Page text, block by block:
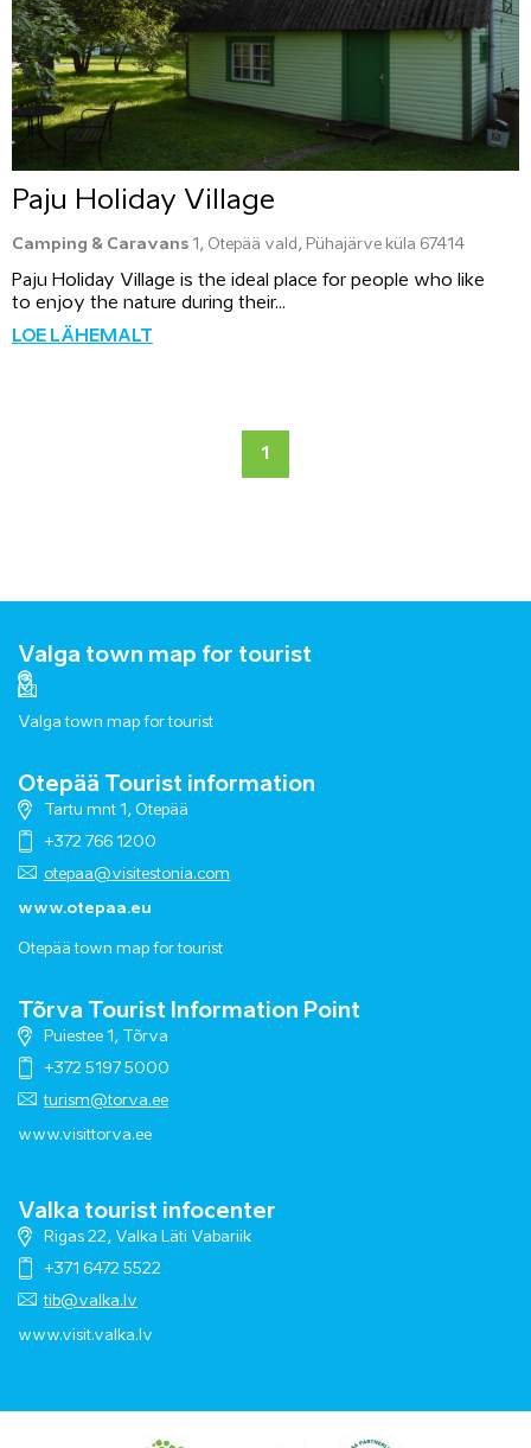
Paju Holiday Village
Camping & Caravans 1, Otepää vald, Pühajärve küla 67414
Paju Holiday Village is the ideal place for people who like
to enjoy the nature during their...
LOE LÄHEMALT
1
Valga town map for tourist
Valga town map for tourist
Otepää Tourist information
Tartu mnt 1, Otepää
+372 766 1200
otepaa@visitestonia.com
www.otepaa.eu
Otepää town map for tourist
Tõrva Tourist Information Point
Puiestee 1, Tõrva
+372 5197 5000
turism@torva.ee
www.visittorva.ee
Valka tourist infocenter
Rigas 22, Valka Läti Vabariik
+371 6472 5522
tib@valka.lv
www.visit.valka.lv